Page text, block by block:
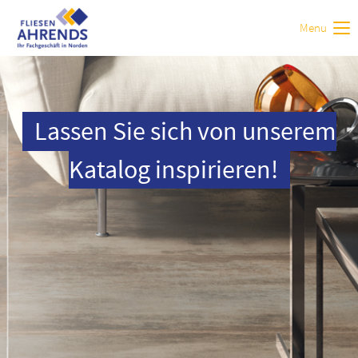
Login
Benutzername
Passwort
Support
Menu
Lassen Sie sich von unserem
Katalog inspirieren!